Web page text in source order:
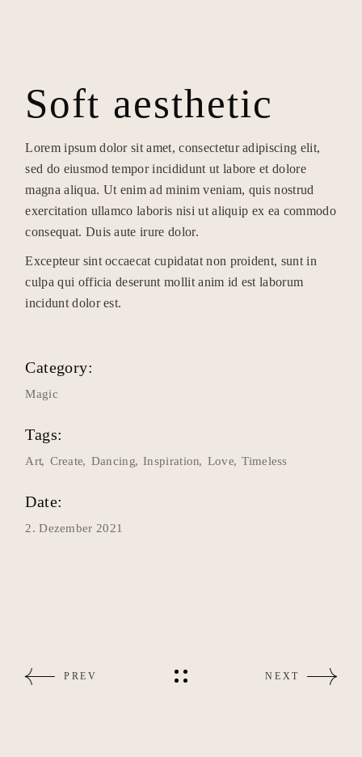
Soft aesthetic
Lorem ipsum dolor sit amet, consectetur adipiscing elit,
sed do eiusmod tempor incididunt ut labore et dolore
magna aliqua. Ut enim ad minim veniam, quis nostrud
exercitation ullamco laboris nisi ut aliquip ex ea commodo
consequat. Duis aute irure dolor.
Excepteur sint occaecat cupidatat non proident, sunt in
culpa qui officia deserunt mollit anim id est laborum
incidunt dolor est.
Category:
Magic
Tags:
Art Create Dancing Inspiration Love Timeless
Date:
2. Dezember 2021
PREV NEXT